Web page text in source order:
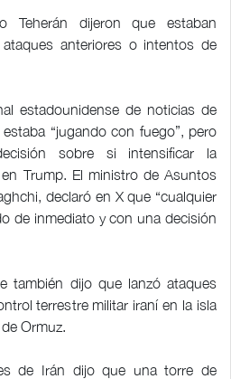
Teherán dijeron que estaban
anteriores o intentos de
estadounidense de noticias de
“jugando con fuego”, pero
sobre si intensificar la
Trump. El ministro de Asuntos
declaró en X que “cualquier
de inmediato y con una decisión
también dijo que lanzó ataques
terrestre militar iraní en la isla
Ormuz.
de Irán dijo que una torre de